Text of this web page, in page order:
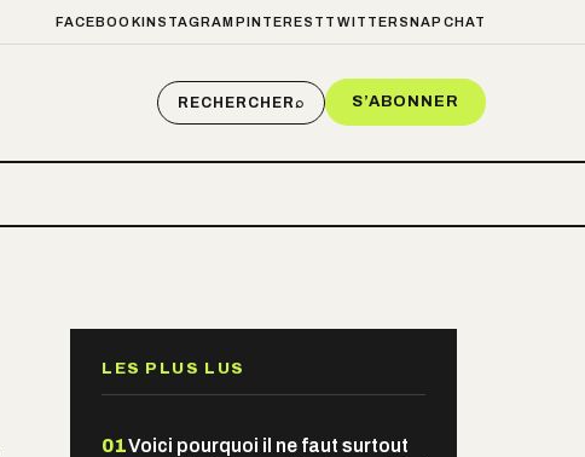
FACEBOOKINSTAGRAM PINTEREST TWITTER SNAPCHAT
RECHERCHER⌕ S’ABONNER
LES PLUS LUS
01Voici pourquoi il ne faut surtout